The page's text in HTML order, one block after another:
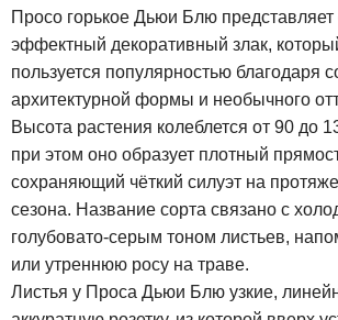
Просо горькое Дьюи Блю представляет
эффектный декоративный злак,
пользуется популярностью благодаря
архитектурной формы и необычного
Высота растения колеблется от 90 до
при этом оно образует плотный
сохраняющий чёткий силуэт на
сезона. Название сорта связано с
голубовато-серым тоном листьев,
или утреннюю росу на траве.
Листья у Проса Дьюи Блю узкие,